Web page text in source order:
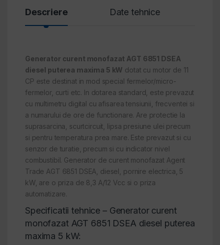
Descriere Date tehnice
Generator curent monofazat AGT 6851 DSEA
diesel puterea maxima 5 kW dotat cu motor de 11
CP este destinat in mod special fermelor/micro-
fermelor, curti etc. In dotarea standard, este prevazut
cu multimetru digital cu afisarea tensiunii, frecventei si
a numarului de ore de functionare. Are protectie la
suprasarcina, scurtcircuit, lipsa presiune ulei precum
si pentru temperatura prea mare. Este prevazut si cu
senzor de turatie, precum si cu indicator nivel
combustibil. Generator de curent monofazat Agent
Trade AGT 6851 DSEA, diesel, pornire electrica, 5
kW, are o priza de 8,3 A/12 Vcc si o priza
automatizare.
Specificatii tehnice – Generator curent
monofazat AGT 6851 DSEA diesel puterea
maxima 5 kW: